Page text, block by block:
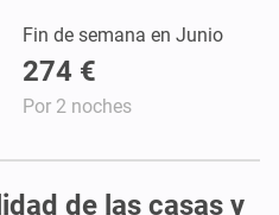
Fin de semana en Junio
274 €
Por 2 noches
de las casas y